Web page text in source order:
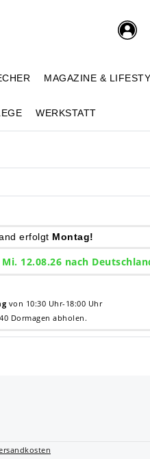
MAGAZINE &
WERKSTATT
erfolgt Montag!
12.08.26 nach
von 10:30 Uhr-18:00 Uhr
Dormagen abholen.